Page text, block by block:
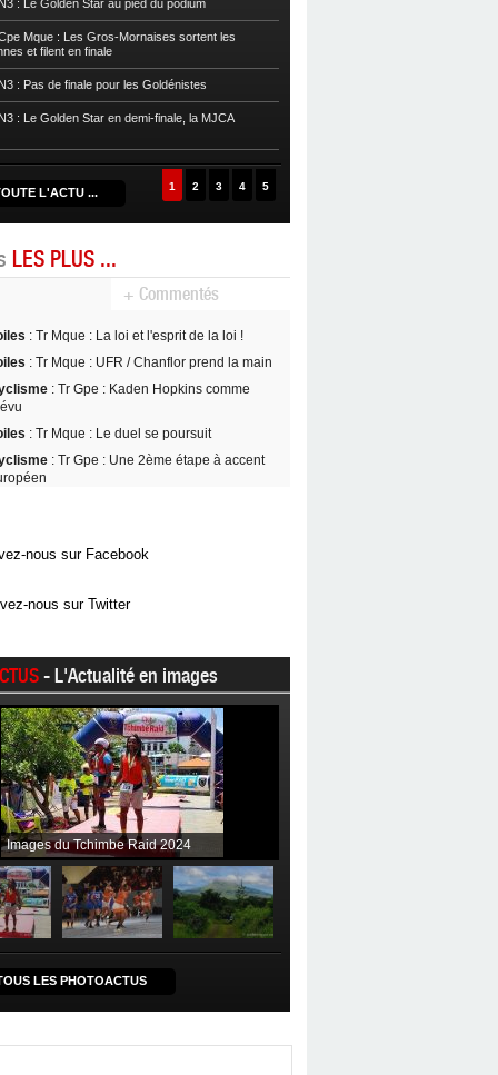
: Le Golden Star au pied du podium
Mque : Les Gros-Mornaises sortent les
et filent en finale
: Pas de finale pour les Goldénistes
: Le Golden Star en demi-finale, la MJCA
L'ACTU ... 1 2 3 4 5
LES PLUS ...
+ Commentés
: Tr Mque : La loi et l'esprit de la loi !
: Tr Mque : UFR / Chanflor prend la main
: Tr Gpe : Kaden Hopkins comme
: Tr Mque : Le duel se poursuit
: Tr Gpe : Une 2ème étape à accent
nous sur Facebook
nous sur Twitter
- L'Actualité en images
Images du Tchimbe Raid 2024
LES PHOTOACTUS